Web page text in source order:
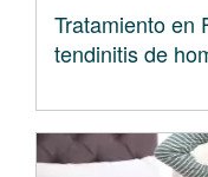
Tratamiento en
tendinitis de